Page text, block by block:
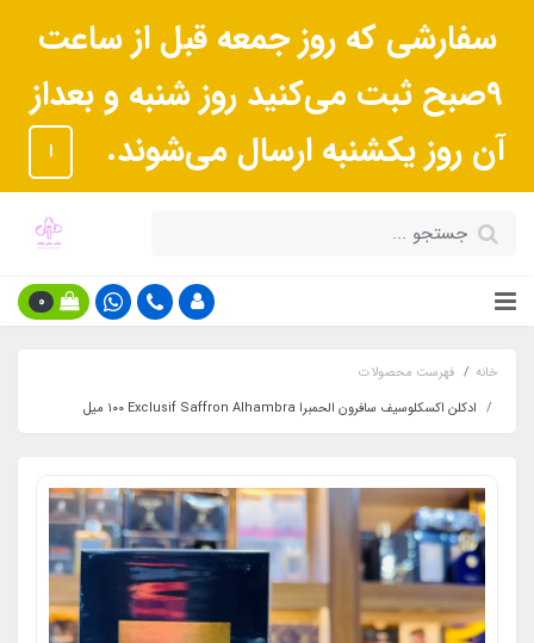
سفارشی که روز جمعه قبل از ساعت
9صبح ثبت می‌کنید روز شنبه و بعداز
آن روز یکشنبه ارسال می‌شوند.
ا
0
خانه
فهرست محصولات
ادکلن اکسکلوسیف سافرون الحمبرا Exclusif Saffron Alhambra ١٠٠ میل